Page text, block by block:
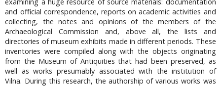
and official correspondence, reports on academic activities and
collecting, the notes and opinions of the members of the
Archaeological Commission and, above all, the lists and
directories of museum exhibits made in different periods. These
inventories were compiled along with the objects originating
from the Museum of Antiquities that had been preserved, as
well as works presumably associated with the institution of
Vilna. During this research, the authorship of various works was